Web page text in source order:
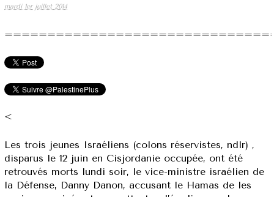
mardi 1er juillet 2014
<
Les trois jeunes Israéliens (colons réservistes, ndlr) ,
disparus le 12 juin en Cisjordanie occupée, ont été
retrouvés morts lundi soir, le vice-ministre israélien de
la Défense, Danny Danon, accusant le Hamas de les